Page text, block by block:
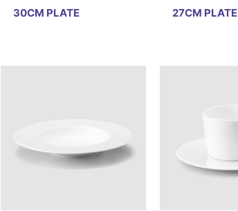
30CM PLATE 27CM PLATE